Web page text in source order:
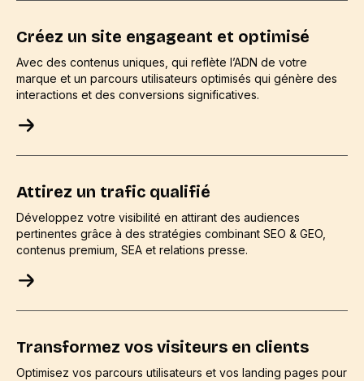
Créez un site engageant et optimisé
Avec des contenus uniques, qui reflète l’ADN de votre
marque et un parcours utilisateurs optimisés qui génère des
interactions et des conversions significatives.
Attirez un trafic qualifié
Développez votre visibilité en attirant des audiences
pertinentes grâce à des stratégies combinant SEO & GEO,
contenus premium, SEA et relations presse.
Transformez vos visiteurs en clients
Optimisez vos parcours utilisateurs et vos landing pages pour